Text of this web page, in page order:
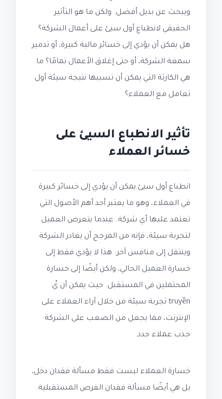
ويبحث عن بديل أفضل. ولكن ما هو التأثير
الحقيقي لانطباع أول سيئ على أعمال الشركة؟
هل يمكن أن يؤدي إلى خسائر مالية كبيرة، أو تدمير
سمعة الشركة، أو حتى إغلاق الأعمال تمامًا؟ ما
هي الكارثة التي يمكن أن تسببها نتيجة سيئة أول
تعامل مع العملاء؟
تأثير الانطباع السيئ على
خسائر العملاء
انطباع أول سيئ يمكن أن يؤدي إلى خسائر كبيرة
في العملاء، وهو ما يعتبر أحد أهم الأصول التي
تعتمد عليها أي شركة. عندما يتعرض العميل
لتجربة سيئة، فإنه من المرجح أن يغادر الشركة
وينتقل إلى منافس آخر. هذا لا يؤدي فقط إلى
خسارة العميل الحالي، ولكن أيضًا إلى خسارة
المحتملين في المستقبل. حيث يمكن أن يُ
truyền تجربة سيئة من خلال آراء العملاء على
الإنترنت، مما يجعل من الصعب على الشركة
جذب عملاء جدد.
خسارة العملاء ليست فقط مسألة فقدان دخل،
بل هي أيضًا مسألة فقدان الفرص المستقبلية.